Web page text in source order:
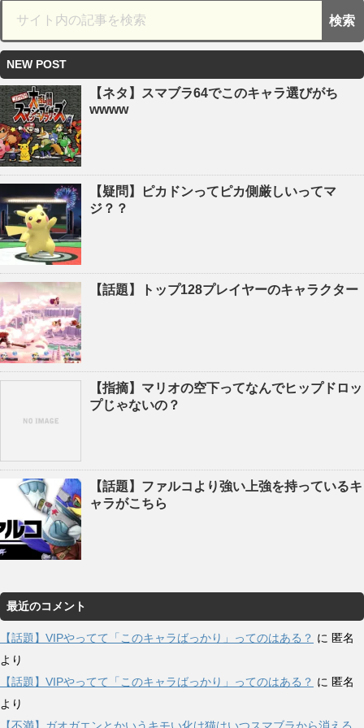
NEW POST
【ネタ】スマブラ64でこのキャラ選びがち
wwww
【疑問】ピカドンってピカ側厳しいってマ
ジ？？
【話題】トップ128プレイヤーのキャラクター
【指摘】マリオの空下ってなんでヒップドロッ
プじゃないの？
【話題】ファルコより強い上強を持っているキ
ャラがこちら
最近のコメント
【話題】VIPやってて「このキャラばっかり」ってのはある？ に 匿名
より
【話題】VIPやってて「このキャラばっかり」ってのはある？ に 匿名
より